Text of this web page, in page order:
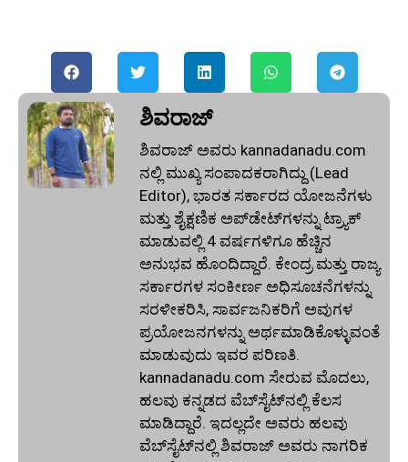
ಶಿವರಾಜ್
ಶಿವರಾಜ್ ಅವರು kannadanadu.com
ನಲ್ಲಿ ಮುಖ್ಯ ಸಂಪಾದಕರಾಗಿದ್ದು (Lead
Editor), ಭಾರತ ಸರ್ಕಾರದ ಯೋಜನೆಗಳು
ಮತ್ತು ಶೈಕ್ಷಣಿಕ ಅಪ್‌ಡೇಟ್‌ಗಳನ್ನು ಟ್ರ್ಯಾಕ್
ಮಾಡುವಲ್ಲಿ 4 ವರ್ಷಗಳಿಗೂ ಹೆಚ್ಚಿನ
ಅನುಭವ ಹೊಂದಿದ್ದಾರೆ. ಕೇಂದ್ರ ಮತ್ತು ರಾಜ್ಯ
ಸರ್ಕಾರಗಳ ಸಂಕೀರ್ಣ ಅಧಿಸೂಚನೆಗಳನ್ನು
ಸರಳೀಕರಿಸಿ, ಸಾರ್ವಜನಿಕರಿಗೆ ಅವುಗಳ
ಪ್ರಯೋಜನಗಳನ್ನು ಅರ್ಥಮಾಡಿಕೊಳ್ಳುವಂತೆ
ಮಾಡುವುದು ಇವರ ಪರಿಣತಿ.
kannadanadu.com ಸೇರುವ ಮೊದಲು,
ಹಲವು ಕನ್ನಡದ ವೆಬ್‌ಸೈಟ್‌ನಲ್ಲಿ ಕೆಲಸ
ಮಾಡಿದ್ದಾರೆ. ಇದಲ್ಲದೇ ಅವರು ಹಲವು
ವೆಬ್‌ಸೈಟ್‌ನಲ್ಲಿ ಶಿವರಾಜ್ ಅವರು ನಾಗರಿಕ